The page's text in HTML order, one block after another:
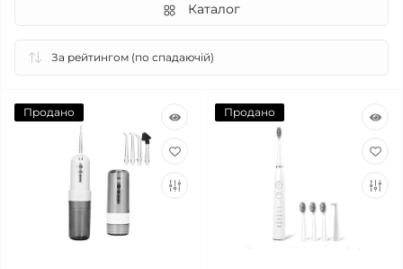
Каталог
Продано Продано